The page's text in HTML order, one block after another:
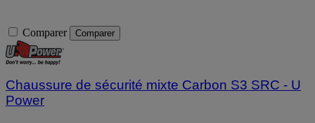
Comparer Comparer
Chaussure de sécurité mixte Carbon S3 SRC - U
Power